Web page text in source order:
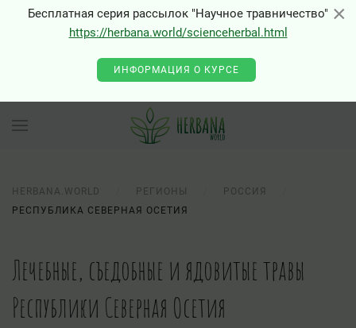
×
Бесплатная серия рассылок "Научное травничество"
https://herbana.world/scienceherbal.html
ИНФОРМАЦИЯ О КУРСЕ
HERBANA.WORLD РЕГИОНЫ
РОССИЯ
РЕСПУБЛИКА СЕВЕРНАЯ ОСЕТИЯ
Лечебные, съедобные и ядовитые травы
Республики Северная Осетия
×